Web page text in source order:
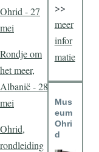
Ohrid - 27
mei
Rondje om
het meer,
Albanië - 28
mei
Ohrid,
rondleiding
>>
meer
infor
matie
Mus
eum
Ohri
d